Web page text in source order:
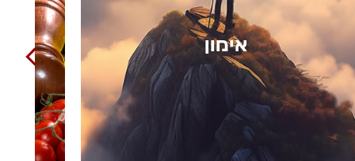
בישול